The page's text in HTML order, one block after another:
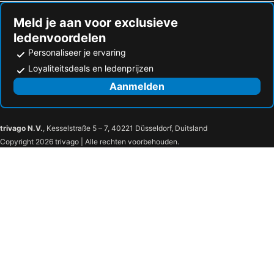
Meld je aan voor exclusieve
ledenvoordelen
Personaliseer je ervaring
Loyaliteitsdeals en ledenprijzen
Aanmelden
trivago N.V., Kesselstraße 5 – 7, 40221 Düsseldorf, Duitsland
Copyright 2026 trivago | Alle rechten voorbehouden.